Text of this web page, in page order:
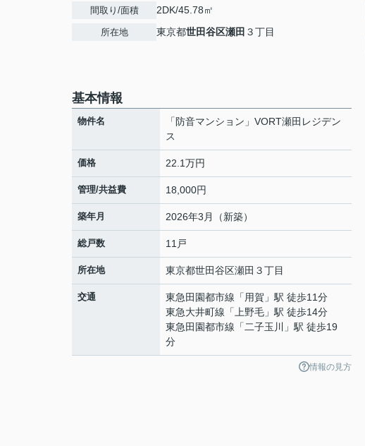
間取り/面積 2DK/45.78㎡
所在地 東京都世田谷区瀬田 ３丁目
基本情報
物件名
「防音マンション」VORT瀬田レジデン
ス
価格 22.1万円
管理/共益費 18,000円
築年月 2026年3月（新築）
総戸数 11戸
所在地 東京都世田谷区瀬田 ３丁目
交通 東急田園都市線 「 用賀 」駅 徒歩11分
東急大井町線 「 上野毛 」駅 徒歩14分
東急田園都市線 「 二子玉川
」駅 徒歩19
分
情報の見方